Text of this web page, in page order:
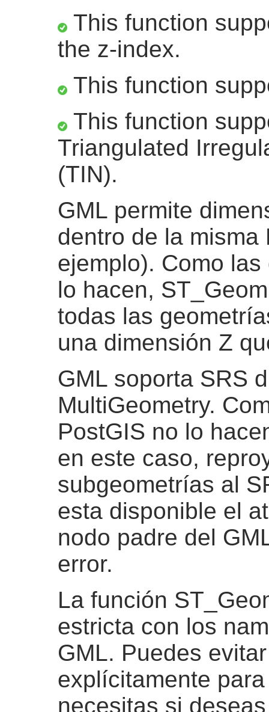
This function
the z-index.
This function
This function
Triangulated
(TIN).
GML permite
dentro de la misma
ejemplo). Como
lo hacen,
todas las
una dimensión Z
GML soporta SRS
MultiGeometry.
PostGIS no lo
en este caso,
subgeometrías al
esta disponible el
nodo padre del
error.
La función
estricta con los
GML. Puedes
explícitamente
necesitas si